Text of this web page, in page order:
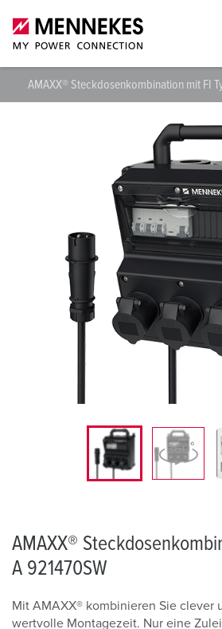
AMAXX® Steckdosenkombination mit FI
AMAXX®
A 921470SW
Mit AMAXX® kombinieren Sie clever
wertvolle Montagezeit. Nur eine